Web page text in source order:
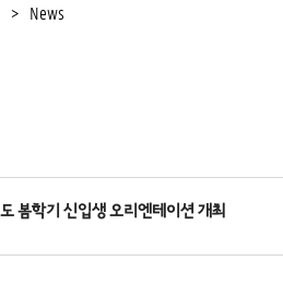
> News
봄학기 신입생 오리엔테이션 개최